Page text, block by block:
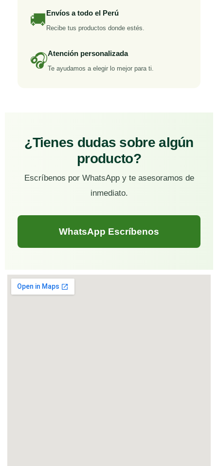
🚚Envíos a todo el Perú
Recibe tus productos donde estés.
🎧Atención personalizada
Te ayudamos a elegir lo mejor para ti.
¿Tienes dudas sobre algún
producto?
Escríbenos por WhatsApp y te asesoramos de
inmediato.
WhatsApp Escríbenos